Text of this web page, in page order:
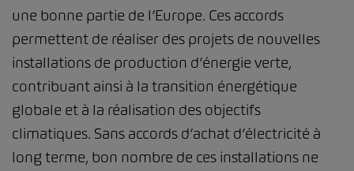
une bonne partie de l’Europe. Ces accords
permettent de réaliser des projets de nouvelles
installations de production d’énergie verte,
contribuant ainsi à la transition énergétique
globale et à la réalisation des objectifs
climatiques. Sans accords d’achat d’électricité à
long terme, bon nombre de ces installations ne